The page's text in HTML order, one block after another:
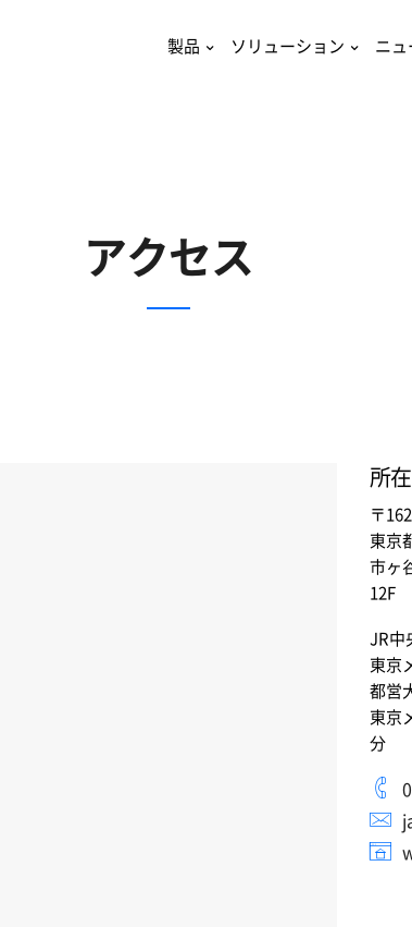
製品 ソリューション ニュ
アクセス
所
〒
東京
市ヶ
12F
JR中
東京
都営
東京
分